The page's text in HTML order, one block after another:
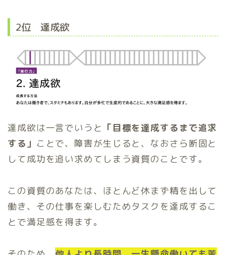
2位 達成欲
達成欲は一言でいうと 「目標を達成するまで追求
する」 ことで、障害が生じると、なおさら断固と
して成功を追い求めてしまう資質のことです。
この資質のあなたは、ほとんど休まず精を出して
働き、その仕事を楽しむためタスクを達成するこ
とで満足感を得ます。